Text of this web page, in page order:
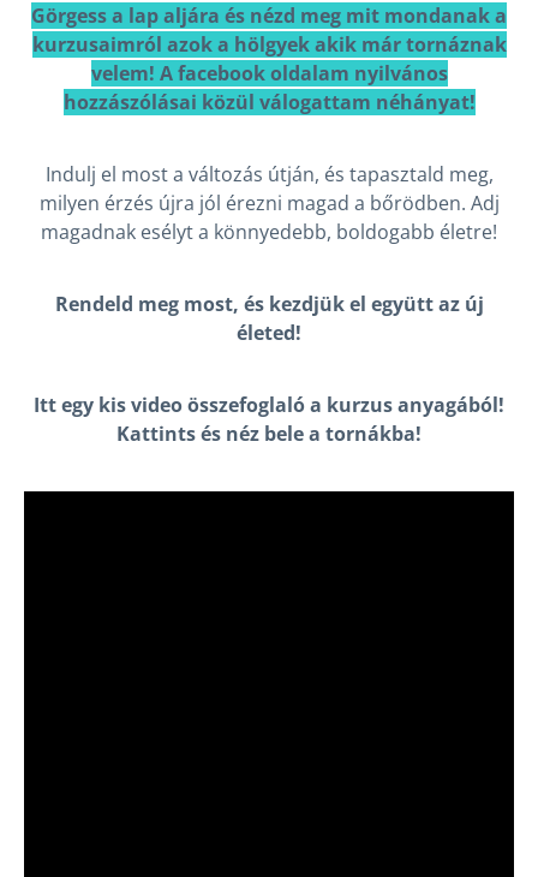
Görgess a lap aljára és nézd meg mit mondanak a
kurzusaimról azok a hölgyek akik már tornáznak
velem! A facebook oldalam nyilvános
hozzászólásai közül válogattam néhányat!
Indulj el most a változás útján, és tapasztald meg,
milyen érzés újra jól érezni magad a bőrödben. Adj
magadnak esélyt a könnyedebb, boldogabb életre!
Rendeld meg most, és kezdjük el együtt az új
életed!
Itt egy kis video összefoglaló a kurzus anyagából!
Kattints és néz bele a tornákba!